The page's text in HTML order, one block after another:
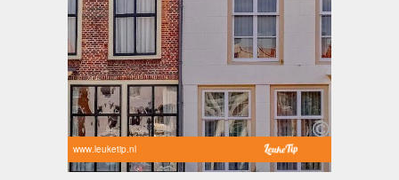
www.leuketip.nl